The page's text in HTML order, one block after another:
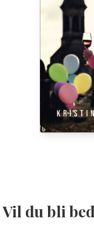
Vil du bli